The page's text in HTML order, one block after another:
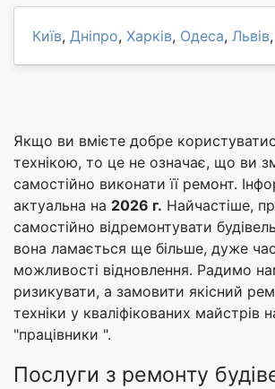
Київ, Дніпро, Харків, Одеса, Львів,
Якщо ви вмієте добре
технікою, то це не означає, що ви
самостійно виконати її ремонт.
актуальна на 2026 г. Найчастіше,
самостійно відремонтувати
вона ламається ще більше, дуже
можливості відновлення. Радимо
ризикувати, а замовити якісний
техніки у кваліфікованих майстрів
"працівники ".
Послуги з ремонту